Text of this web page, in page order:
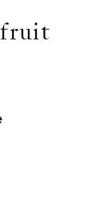
fruit